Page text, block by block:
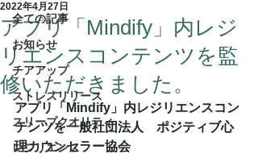
全ての記事
お知らせ
チアアップ
ストレスリリース
スリープクオリティ
レジリエンス
アプリ「Mindify」内レジ
リエンスコンテンツを監
修いただきました。
2022年4月27日
アプリ「Mindify」内レジリエンスコン
テンツを一般社団法人　ポジティブ心
理カウンセラー協会